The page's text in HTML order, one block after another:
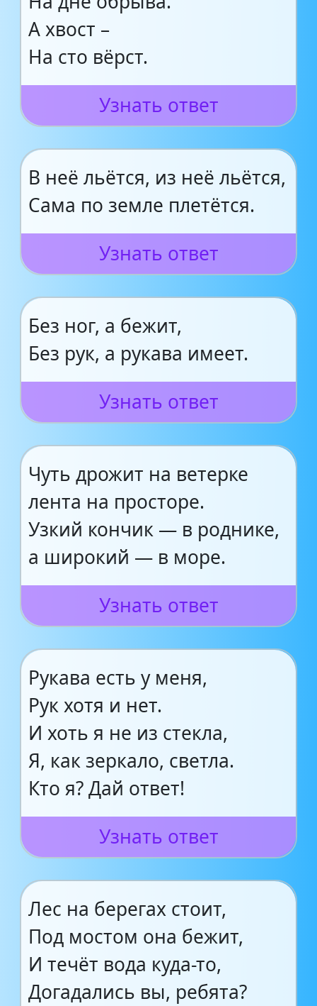
А хвост –
На сто вёрст.
Узнать ответ
В неё льётся, из неё льётся,
Сама по земле плетётся.
Узнать ответ
Без ног, а бежит,
Без рук, а рукава имеет.
Узнать ответ
Чуть дрожит на ветерке
лента на просторе.
Узкий кончик — в роднике,
а широкий — в море.
Узнать ответ
Рукава есть у меня,
Рук хотя и нет.
И хоть я не из стекла,
Я, как зеркало, светла.
Кто я? Дай ответ!
Узнать ответ
Лес на берегах стоит,
Под мостом она бежит,
И течёт вода куда-то,
Догадались вы, ребята?